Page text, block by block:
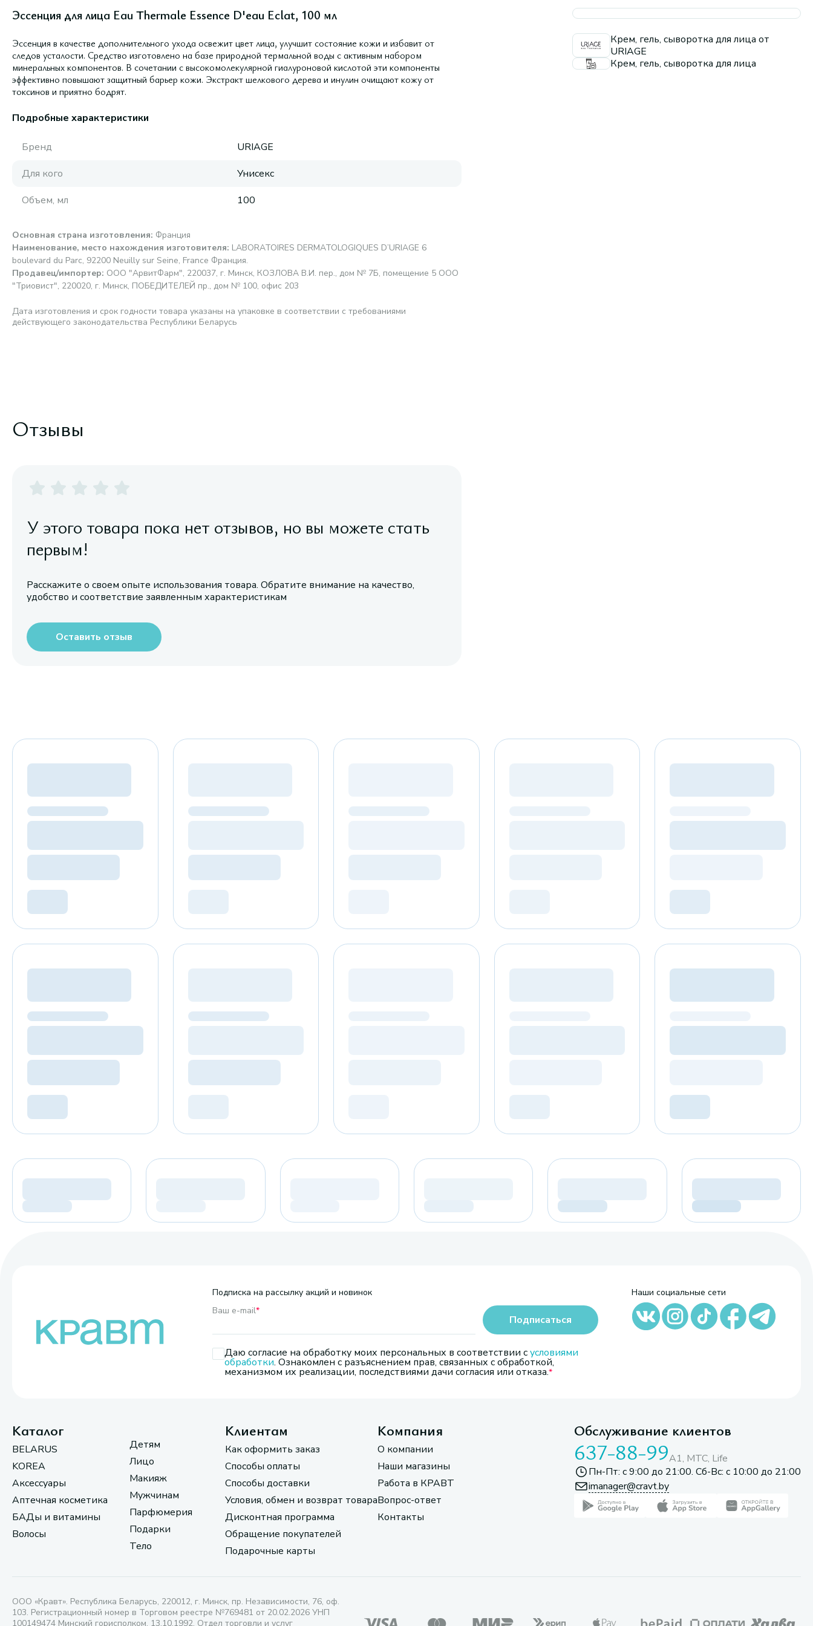
Эссенция для лица Eau Thermale Essence D'eau Eclat, 100 мл
Эссенция в качестве дополнительного ухода освежит цвет лица, улучшит состояние кожи и избавит от
следов усталости. Средство изготовлено на базе природной термальной воды с активным набором
минеральных компонентов. В сочетании с высокомолекулярной гиалуроновой кислотой эти компоненты
эффективно повышают защитный барьер кожи. Экстракт шелкового дерева и инулин очищают кожу от
токсинов и приятно бодрят.
Подробные характеристики
Бренд
URIAGE
Для кого
Унисекс
Объем, мл
100
Основная страна изготовления: Франция
Наименование, место нахождения изготовителя: LABORATOIRES DERMATOLOGIQUES D’URIAGE 6
boulevard du Parc, 92200 Neuilly sur Seine, France Франция.
Продавец/импортер: ООО "АрвитФарм", 220037, г. Минск, КОЗЛОВА В.И. пер., дом № 7Б, помещение 5 ООО
"Триовист", 220020, г. Минск, ПОБЕДИТЕЛЕЙ пр., дом № 100, офис 203
Дата изготовления и срок годности товара указаны на упаковке в соответствии с требованиями
действующего законодательства Республики Беларусь
Крем, гель, сыворотка для лица от
URIAGE
Крем, гель, сыворотка для лица
Отзывы
У этого товара пока нет отзывов, но вы можете стать
первым!
Расскажите о своем опыте использования товара. Обратите внимание на качество,
удобство и соответствие заявленным характеристикам
Оставить отзыв
Подписка на рассылку акций и новинок
Ваш e-mail*
Даю согласие на обработку моих персональных в соответствии сусловиями
обработки. Ознакомлен с разъяснением прав, связанных с обработкой,
механизмом их реализации, последствиями дачи согласия или отказа.
Подписаться
Наши социальные сети
Каталог
BELARUS
KOREA
Аксессуары
Аптечная косметика
БАДы и витамины
Волосы
Детям
Лицо
Макияж
Мужчинам
Парфюмерия
Подарки
Тело
Клиентам
Как оформить заказ
Способы оплаты
Способы доставки
Условия, обмен и возврат товара
Дисконтная программа
Обращение покупателей
Подарочные карты
Компания
О компании
Наши магазины
Работа в КРАВТ
Вопрос-ответ
Контакты
Обслуживание клиентов
637-88-99A1, МТС, Life
Пн-Пт: с 9:00 до 21:00. Сб-Вс: с 10:00 до 21:00
imanager@cravt.by
ООО «Кравт». Республика Беларусь, 220012, г. Минск, пр. Независимости, 76, оф.
103. Регистрационный номер в Торговом реестре №769481 от 20.02.2026 УНП
100149474 Минский горисполком, 13.10.1992. Отдел торговли и услуг